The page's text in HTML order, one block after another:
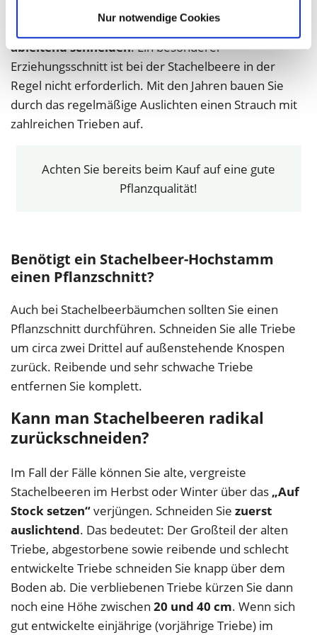
Nur notwendige Cookies
brauchen Sie dann nur nochauslichtend und ggf.
ableitend schneiden. Ein besonderer
Erziehungsschnitt ist bei der Stachelbeere in der
Regel nicht erforderlich. Mit den Jahren bauen Sie
durch das regelmäßige Auslichten einen Strauch mit
zahlreichen Trieben auf.
Achten Sie bereits beim Kauf auf eine gute
Pflanzqualität!
Benötigt ein Stachelbeer-Hochstamm
einen Pflanzschnitt?
Auch bei Stachelbeerbäumchen sollten Sie einen
Pflanzschnitt durchführen. Schneiden Sie alle Triebe
um circa zwei Drittel auf außenstehende Knospen
zurück. Reibende und sehr schwache Triebe
entfernen Sie komplett.
Kann man Stachelbeeren radikal
zurückschneiden?
Im Fall der Fälle können Sie alte, vergreiste
Stachelbeeren im Herbst oder Winter über das „Auf
Stock setzen“verjüngen. Schneiden Sie zuerst
auslichtend. Das bedeutet: Der Großteil der alten
Triebe, abgestorbene sowie reibende und schlecht
entwickelte Triebe schneiden Sie knapp über dem
Boden ab. Die verbliebenen Triebe kürzen Sie dann
noch eine Höhe zwischen 20 und 40 cm. Wenn sich
gut entwickelte einjährige (vorjährige Triebe) im